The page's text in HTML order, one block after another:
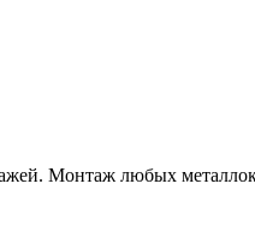
Монтаж любых